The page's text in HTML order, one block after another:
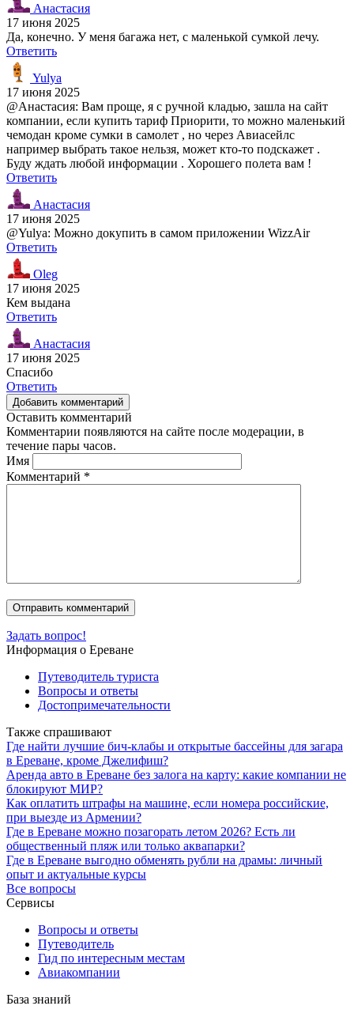
Анастасия
17 июня 2025
Да, конечно. У меня багажа нет, с маленькой сумкой лечу.
Ответить
Yulya
17 июня 2025
@Анастасия: Вам проще, я с ручной кладью, зашла на сайт
компании, если купить тариф Приорити, то можно маленький
чемодан кроме сумки в самолет , но через Авиасейлс
например выбрать такое нельзя, может кто-то подскажет .
Буду ждать любой информации . Хорошего полета вам !
Ответить
Анастасия
17 июня 2025
@Yulya: Можно докупить в самом приложении WizzAir
Ответить
Oleg
17 июня 2025
Кем выдана
Ответить
Анастасия
17 июня 2025
Спасибо
Ответить
Добавить комментарий
Оставить комментарий
Комментарии появляются на сайте после модерации, в
течение пары часов.
Имя
Комментарий *
Задать вопрос!
Информация о Ереване
Путеводитель туриста
Вопросы и ответы
Достопримечательности
Также спрашивают
Где найти лучшие бич-клабы и открытые бассейны для загара
в Ереване, кроме Джелифиш?
Аренда авто в Ереване без залога на карту: какие компании не
блокируют МИР?
Как оплатить штрафы на машине, если номера российские,
при выезде из Армении?
Где в Ереване можно позагорать летом 2026? Есть ли
общественный пляж или только аквапарки?
Где в Ереване выгодно обменять рубли на драмы: личный
опыт и актуальные курсы
Все вопросы
Сервисы
Вопросы и ответы
Путеводитель
Гид по интересным местам
Авиакомпании
База знаний